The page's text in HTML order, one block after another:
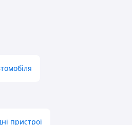
пристрої